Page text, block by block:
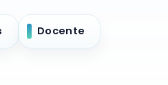
Docente